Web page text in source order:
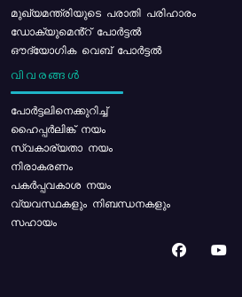
മുഖ്യമന്ത്രിയുടെ പരാതി പരിഹാരം
ഡോക്യുമെൻ്റ് പോർട്ടൽ
ഔദ്യോഗിക വെബ് പോർട്ടൽ
വിവരങ്ങൾ
പോര്‍ട്ടലിനെക്കുറിച്ച്
ഹൈപ്പർലിങ്ക് നയം
സ്വകാര്യതാ നയം
നിരാകരണം
പകർപ്പവകാശ നയം
വ്യവസ്ഥകളും നിബന്ധനകളും
സഹായം